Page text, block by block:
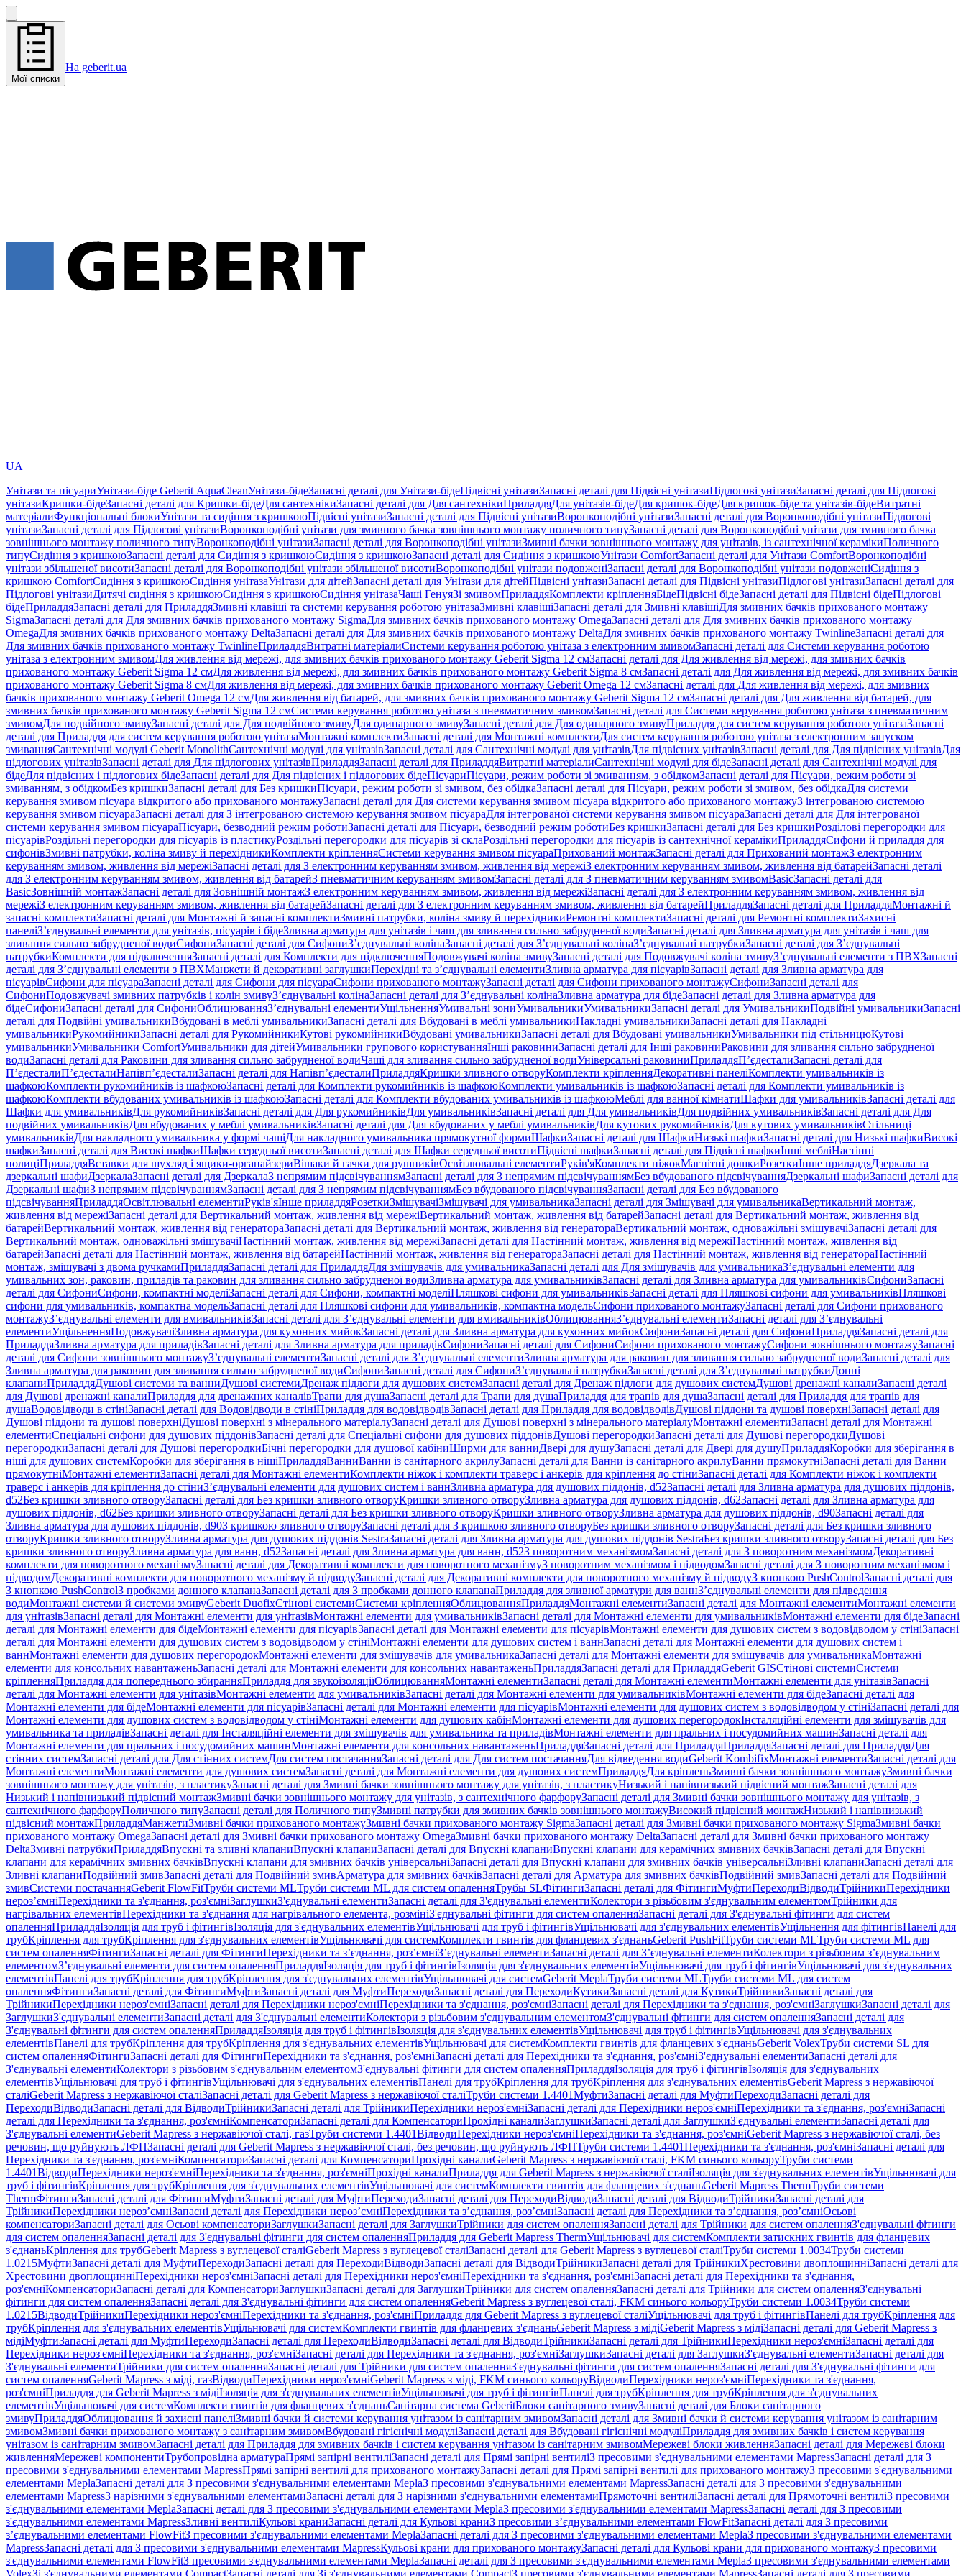
Мої списки
На geberit.ua
UA
Унітази та пісуариУнітази-біде Geberit AquaCleanУнітази-бідеЗапасні деталі для Унітази-бідеПідвісні унітазиЗапасні деталі для Підвісні унітазиПідлогові унітазиЗапасні деталі для Підлогові
унітазиКришки-бідеЗапасні деталі для Кришки-бідеДля сантехнікиЗапасні деталі для Для сантехнікиПриладдяДля унітазів-бідеДля кришок-бідеДля кришок-біде та унітазів-бідеВитратні
матеріалиФункціональні блокиУнітази та сидіння з кришкоюПідвісні унітазиЗапасні деталі для Підвісні унітазиВоронкоподібні унітазиЗапасні деталі для Воронкоподібні унітазиПідлогові
унітазиЗапасні деталі для Підлогові унітазиВоронкоподібні унітази для змивного бачка зовнішнього монтажу поличного типуЗапасні деталі для Воронкоподібні унітази для змивного бачка
зовнішнього монтажу поличного типуВоронкоподібні унітазиЗапасні деталі для Воронкоподібні унітазиЗмивні бачки зовнішнього монтажу для унітазів, із сантехнічної керамікиПоличного
типуСидіння з кришкоюЗапасні деталі для Сидіння з кришкоюСидіння з кришкоюЗапасні деталі для Сидіння з кришкоюУнітази ComfortЗапасні деталі для Унітази ComfortВоронкоподібні
унітази збільшеної висотиЗапасні деталі для Воронкоподібні унітази збільшеної висотиВоронкоподібні унітази подовженіЗапасні деталі для Воронкоподібні унітази подовженіСидіння з
кришкою ComfortСидіння з кришкоюСидіння унітазаУнітази для дітейЗапасні деталі для Унітази для дітейПідвісні унітазиЗапасні деталі для Підвісні унітазиПідлогові унітазиЗапасні деталі для
Підлогові унітазиДитячі сидіння з кришкоюСидіння з кришкоюСидіння унітазаЧаші ГенуяЗі змивомПриладдяКомплекти кріпленняБідеПідвісні бідеЗапасні деталі для Підвісні бідеПідлогові
бідеПриладдяЗапасні деталі для ПриладдяЗмивні клавіші та системи керування роботою унітазаЗмивні клавішіЗапасні деталі для Змивні клавішіДля змивних бачків прихованого монтажу
SigmaЗапасні деталі для Для змивних бачків прихованого монтажу SigmaДля змивних бачків прихованого монтажу OmegaЗапасні деталі для Для змивних бачків прихованого монтажу
OmegaДля змивних бачків прихованого монтажу DeltaЗапасні деталі для Для змивних бачків прихованого монтажу DeltaДля змивних бачків прихованого монтажу TwinlineЗапасні деталі для
Для змивних бачків прихованого монтажу TwinlineПриладдяВитратні матеріалиСистеми керування роботою унітаза з електронним змивомЗапасні деталі для Системи керування роботою
унітаза з електронним змивомДля живлення від мережі, для змивних бачків прихованого монтажу Geberit Sigma 12 смЗапасні деталі для Для живлення від мережі, для змивних бачків
прихованого монтажу Geberit Sigma 12 смДля живлення від мережі, для змивних бачків прихованого монтажу Geberit Sigma 8 смЗапасні деталі для Для живлення від мережі, для змивних бачків
прихованого монтажу Geberit Sigma 8 смДля живлення від мережі, для змивних бачків прихованого монтажу Geberit Omega 12 смЗапасні деталі для Для живлення від мережі, для змивних
бачків прихованого монтажу Geberit Omega 12 смДля живлення від батарей, для змивних бачків прихованого монтажу Geberit Sigma 12 смЗапасні деталі для Для живлення від батарей, для
змивних бачків прихованого монтажу Geberit Sigma 12 смСистеми керування роботою унітаза з пневматичним змивомЗапасні деталі для Системи керування роботою унітаза з пневматичним
змивомДля подвійного змивуЗапасні деталі для Для подвійного змивуДля одинарного змивуЗапасні деталі для Для одинарного змивуПриладдя для систем керування роботою унітазаЗапасні
деталі для Приладдя для систем керування роботою унітазаМонтажні комплектиЗапасні деталі для Монтажні комплектиДля систем керування роботою унітаза з електронним запуском
змиванняСантехнічні модулі Geberit MonolithСантехнічні модулі для унітазівЗапасні деталі для Сантехнічні модулі для унітазівДля підвісних унітазівЗапасні деталі для Для підвісних унітазівДля
підлогових унітазівЗапасні деталі для Для підлогових унітазівПриладдяЗапасні деталі для ПриладдяВитратні матеріалиСантехнічні модулі для бідеЗапасні деталі для Сантехнічні модулі для
бідеДля підвісних і підлогових бідеЗапасні деталі для Для підвісних і підлогових бідеПісуариПісуари, режим роботи зі змиванням, з обідкомЗапасні деталі для Пісуари, режим роботи зі
змиванням, з обідкомБез кришкиЗапасні деталі для Без кришкиПісуари, режим роботи зі змивом, без обідкаЗапасні деталі для Пісуари, режим роботи зі змивом, без обідкаДля системи
керування змивом пісуара відкритого або прихованого монтажуЗапасні деталі для Для системи керування змивом пісуара відкритого або прихованого монтажуЗ інтегрованою системою
керування змивом пісуараЗапасні деталі для З інтегрованою системою керування змивом пісуараДля інтегрованої системи керування змивом пісуараЗапасні деталі для Для інтегрованої
системи керування змивом пісуараПісуари, безводний режим роботиЗапасні деталі для Пісуари, безводний режим роботиБез кришкиЗапасні деталі для Без кришкиРозділові перегородки для
пісуарівРоздільні перегородки для пісуарів із пластикуРоздільні перегородки для пісуарів зі склаРоздільні перегородки для пісуарів із сантехнічної керамікиПриладдяСифони й приладдя для
сифонівЗмивні патрубки, коліна змиву й перехідникиКомплекти кріпленняСистеми керування змивом пісуараПрихований монтажЗапасні деталі для Прихований монтажЗ електронним
керуванням змивом, живлення від мережіЗапасні деталі для З електронним керуванням змивом, живлення від мережіЗ електронним керуванням змивом, живлення від батарейЗапасні деталі
для З електронним керуванням змивом, живлення від батарейЗ пневматичним керуванням змивомЗапасні деталі для З пневматичним керуванням змивомBasicЗапасні деталі для
BasicЗовнішній монтажЗапасні деталі для Зовнішній монтажЗ електронним керуванням змивом, живлення від мережіЗапасні деталі для З електронним керуванням змивом, живлення від
мережіЗ електронним керуванням змивом, живлення від батарейЗапасні деталі для З електронним керуванням змивом, живлення від батарейПриладдяЗапасні деталі для ПриладдяМонтажні й
запасні комплектиЗапасні деталі для Монтажні й запасні комплектиЗмивні патрубки, коліна змиву й перехідникиРемонтні комплектиЗапасні деталі для Ремонтні комплектиЗахисні
панеліЗ’єднувальні елементи для унітазів, пісуарів і бідеЗливна арматура для унітазів і чаш для зливання сильно забрудненої водиЗапасні деталі для Зливна арматура для унітазів і чаш для
зливання сильно забрудненої водиСифониЗапасні деталі для СифониЗ’єднувальні колінаЗапасні деталі для З’єднувальні колінаЗ’єднувальні патрубкиЗапасні деталі для З’єднувальні
патрубкиКомплекти для підключенняЗапасні деталі для Комплекти для підключенняПодовжувачі коліна змивуЗапасні деталі для Подовжувачі коліна змивуЗ’єднувальні елементи з ПВХЗапасні
деталі для З’єднувальні елементи з ПВХМанжети й декоративні заглушкиПерехідні та з’єднувальні елементиЗливна арматура для пісуарівЗапасні деталі для Зливна арматура для
пісуарівСифони для пісуараЗапасні деталі для Сифони для пісуараСифони прихованого монтажуЗапасні деталі для Сифони прихованого монтажуСифониЗапасні деталі для
СифониПодовжувачі змивних патрубків і колін змивуЗ’єднувальні колінаЗапасні деталі для З’єднувальні колінаЗливна арматура для бідеЗапасні деталі для Зливна арматура для
бідеСифониЗапасні деталі для СифониОблицюванняЗ’єднувальні елементиУщільненняУмивальні зониУмивальникиУмивальникиЗапасні деталі для УмивальникиПодвійні умивальникиЗапасні
деталі для Подвійні умивальникиВбудовані в меблі умивальникиЗапасні деталі для Вбудовані в меблі умивальникиНакладні умивальникиЗапасні деталі для Накладні
умивальникиРукомийникиЗапасні деталі для РукомийникиКутові рукомийникиВбудовані умивальникиЗапасні деталі для Вбудовані умивальникиУмивальники під стільницюКутові
умивальникиУмивальники ComfortУмивальники для дітейУмивальники групового користуванняІнші раковиниЗапасні деталі для Інші раковиниРаковини для зливання сильно забрудненої
водиЗапасні деталі для Раковини для зливання сильно забрудненої водиЧаші для зливання сильно забрудненої водиУніверсальні раковиниПриладдяП’єдесталиЗапасні деталі для
П’єдесталиП’єдесталиНапівп’єдесталиЗапасні деталі для Напівп’єдесталиПриладдяКришки зливного отворуКомплекти кріпленняДекоративні панеліКомплекти умивальників із
шафкоюКомплекти рукомийників із шафкоюЗапасні деталі для Комплекти рукомийників із шафкоюКомплекти умивальників із шафкоюЗапасні деталі для Комплекти умивальників із
шафкоюКомплекти вбудованих умивальників із шафкоюЗапасні деталі для Комплекти вбудованих умивальників із шафкоюМеблі для ванної кімнатиШафки для умивальниківЗапасні деталі для
Шафки для умивальниківДля рукомийниківЗапасні деталі для Для рукомийниківДля умивальниківЗапасні деталі для Для умивальниківДля подвійних умивальниківЗапасні деталі для Для
подвійних умивальниківДля вбудованих у меблі умивальниківЗапасні деталі для Для вбудованих у меблі умивальниківДля кутових рукомийниківДля кутових умивальниківСтільниці
умивальниківДля накладного умивальника у формі чашіДля накладного умивальника прямокутної формиШафкиЗапасні деталі для ШафкиНизькі шафкиЗапасні деталі для Низькі шафкиВисокі
шафкиЗапасні деталі для Високі шафкиШафки середньої висотиЗапасні деталі для Шафки середньої висотиПідвісні шафкиЗапасні деталі для Підвісні шафкиІнші мебліНастінні
полиціПриладдяВставки для шухляд і ящики-органайзериВішаки й гачки для рушниківОсвітлювальні елементиРуків'яКомплекти ніжокМагнітні дошкиРозеткиІнше приладдяДзеркала та
дзеркальні шафиДзеркалаЗапасні деталі для ДзеркалаЗ непрямим підсвічуваннямЗапасні деталі для З непрямим підсвічуваннямБез вбудованого підсвічуванняДзеркальні шафиЗапасні деталі для
Дзеркальні шафиЗ непрямим підсвічуваннямЗапасні деталі для З непрямим підсвічуваннямБез вбудованого підсвічуванняЗапасні деталі для Без вбудованого
підсвічуванняПриладдяОсвітлювальні елементиРуків'яІнше приладдяРозеткиЗмішувачіЗмішувачі для умивальникаЗапасні деталі для Змішувачі для умивальникаВертикальний монтаж,
живлення від мережіЗапасні деталі для Вертикальний монтаж, живлення від мережіВертикальний монтаж, живлення від батарейЗапасні деталі для Вертикальний монтаж, живлення від
батарейВертикальний монтаж, живлення від генератораЗапасні деталі для Вертикальний монтаж, живлення від генератораВертикальний монтаж, одноважільні змішувачіЗапасні деталі для
Вертикальний монтаж, одноважільні змішувачіНастінний монтаж, живлення від мережіЗапасні деталі для Настінний монтаж, живлення від мережіНастінний монтаж, живлення від
батарейЗапасні деталі для Настінний монтаж, живлення від батарейНастінний монтаж, живлення від генератораЗапасні деталі для Настінний монтаж, живлення від генератораНастінний
монтаж, змішувачі з двома ручкамиПриладдяЗапасні деталі для ПриладдяДля змішувачів для умивальникаЗапасні деталі для Для змішувачів для умивальникаЗ’єднувальні елементи для
умивальних зон, раковин, приладів та раковин для зливання сильно забрудненої водиЗливна арматура для умивальниківЗапасні деталі для Зливна арматура для умивальниківСифониЗапасні
деталі для СифониСифони, компактні моделіЗапасні деталі для Сифони, компактні моделіПляшкові сифони для умивальниківЗапасні деталі для Пляшкові сифони для умивальниківПляшкові
сифони для умивальників, компактна модельЗапасні деталі для Пляшкові сифони для умивальників, компактна модельСифони прихованого монтажуЗапасні деталі для Сифони прихованого
монтажуЗ’єднувальні елементи для вмивальниківЗапасні деталі для З’єднувальні елементи для вмивальниківОблицюванняЗ’єднувальні елементиЗапасні деталі для З’єднувальні
елементиУщільненняПодовжувачіЗливна арматура для кухонних мийокЗапасні деталі для Зливна арматура для кухонних мийокСифониЗапасні деталі для СифониПриладдяЗапасні деталі для
ПриладдяЗливна арматура для приладівЗапасні деталі для Зливна арматура для приладівСифониЗапасні деталі для СифониСифони прихованого монтажуСифони зовнішнього монтажуЗапасні
деталі для Сифони зовнішнього монтажуЗ’єднувальні елементиЗапасні деталі для З’єднувальні елементиЗливна арматура для раковин для зливання сильно забрудненої водиЗапасні деталі для
Зливна арматура для раковин для зливання сильно забрудненої водиСифониЗапасні деталі для СифониЗ’єднувальні патрубкиЗапасні деталі для З’єднувальні патрубкиДонні
клапаниПриладдяДушові системи та ванниДушові системиДренаж підлоги для душових системЗапасні деталі для Дренаж підлоги для душових системДушові дренажні каналиЗапасні деталі
для Душові дренажні каналиПриладдя для дренажних каналівТрапи для душаЗапасні деталі для Трапи для душаПриладдя для трапів для душаЗапасні деталі для Приладдя для трапів для
душаВодовідводи в стініЗапасні деталі для Водовідводи в стініПриладдя для водовідводівЗапасні деталі для Приладдя для водовідводівДушові піддони та душові поверхніЗапасні деталі для
Душові піддони та душові поверхніДушові поверхні з мінерального матеріалуЗапасні деталі для Душові поверхні з мінерального матеріалуМонтажні елементиЗапасні деталі для Монтажні
елементиСпеціальні сифони для душових піддонівЗапасні деталі для Спеціальні сифони для душових піддонівДушові перегородкиЗапасні деталі для Душові перегородкиДушові
перегородкиЗапасні деталі для Душові перегородкиБічні перегородки для душової кабіниШирми для ванниДвері для душуЗапасні деталі для Двері для душуПриладдяКоробки для зберігання в
ніші для душових системКоробки для зберігання в нішіПриладдяВанниВанни із санітарного акрилуЗапасні деталі для Ванни із санітарного акрилуВанни прямокутніЗапасні деталі для Ванни
прямокутніМонтажні елементиЗапасні деталі для Монтажні елементиКомплекти ніжок і комплекти траверс і анкерів для кріплення до стіниЗапасні деталі для Комплекти ніжок і комплекти
траверс і анкерів для кріплення до стіниЗ’єднувальні елементи для душових систем і ваннЗливна арматура для душових піддонів, d52Запасні деталі для Зливна арматура для душових піддонів,
d52Без кришки зливного отворуЗапасні деталі для Без кришки зливного отворуКришки зливного отворуЗливна арматура для душових піддонів, d62Запасні деталі для Зливна арматура для
душових піддонів, d62Без кришки зливного отворуЗапасні деталі для Без кришки зливного отворуКришки зливного отворуЗливна арматура для душових піддонів, d90Запасні деталі для
Зливна арматура для душових піддонів, d90З кришкою зливного отворуЗапасні деталі для З кришкою зливного отворуБез кришки зливного отворуЗапасні деталі для Без кришки зливного
отворуКришки зливного отворуЗливна арматура для душових піддонів SestraЗапасні деталі для Зливна арматура для душових піддонів SestraБез кришки зливного отворуЗапасні деталі для Без
кришки зливного отворуЗливна арматура для ванн, d52Запасні деталі для Зливна арматура для ванн, d52З поворотним механізмомЗапасні деталі для З поворотним механізмомДекоративні
комплекти для поворотного механізмуЗапасні деталі для Декоративні комплекти для поворотного механізмуЗ поворотним механізмом і підводомЗапасні деталі для З поворотним механізмом і
підводомДекоративні комплекти для поворотного механізму й підводуЗапасні деталі для Декоративні комплекти для поворотного механізму й підводуЗ кнопкою PushControlЗапасні деталі для
З кнопкою PushControlЗ пробками донного клапанаЗапасні деталі для З пробками донного клапанаПриладдя для зливної арматури для ваннЗ’єднувальні елементи для підведення
водиМонтажні системи й системи змивуGeberit DuofixСтінові системиСистеми кріпленняОблицюванняПриладдяМонтажні елементиЗапасні деталі для Монтажні елементиМонтажні елементи
для унітазівЗапасні деталі для Монтажні елементи для унітазівМонтажні елементи для умивальниківЗапасні деталі для Монтажні елементи для умивальниківМонтажні елементи для бідеЗапасні
деталі для Монтажні елементи для бідеМонтажні елементи для пісуарівЗапасні деталі для Монтажні елементи для пісуарівМонтажні елементи для душових систем з водовідводом у стініЗапасні
деталі для Монтажні елементи для душових систем з водовідводом у стініМонтажні елементи для душових систем і ваннЗапасні деталі для Монтажні елементи для душових систем і
ваннМонтажні елементи для душових перегородокМонтажні елементи для змішувачів для умивальникаЗапасні деталі для Монтажні елементи для змішувачів для умивальникаМонтажні
елементи для консольних навантаженьЗапасні деталі для Монтажні елементи для консольних навантаженьПриладдяЗапасні деталі для ПриладдяGeberit GISСтінові системиСистеми
кріпленняПриладдя для попереднього збиранняПриладдя для звукоізоляціїОблицюванняМонтажні елементиЗапасні деталі для Монтажні елементиМонтажні елементи для унітазівЗапасні
деталі для Монтажні елементи для унітазівМонтажні елементи для умивальниківЗапасні деталі для Монтажні елементи для умивальниківМонтажні елементи для бідеЗапасні деталі для
Монтажні елементи для бідеМонтажні елементи для пісуарівЗапасні деталі для Монтажні елементи для пісуарівМонтажні елементи для душових систем з водовідводом у стініЗапасні деталі для
Монтажні елементи для душових систем з водовідводом у стініМонтажні елементи для душових кабінМонтажні елементи для душових перегородокІнсталяційні елементи для змішувачів для
умивальника та приладівЗапасні деталі для Інсталяційні елементи для змішувачів для умивальника та приладівМонтажні елементи для пральних і посудомийних машинЗапасні деталі для
Монтажні елементи для пральних і посудомийних машинМонтажні елементи для консольних навантаженьПриладдяЗапасні деталі для ПриладдяПриладдяЗапасні деталі для ПриладдяДля
стінних системЗапасні деталі для Для стінних системДля систем постачанняЗапасні деталі для Для систем постачанняДля відведення водиGeberit KombifixМонтажні елементиЗапасні деталі для
Монтажні елементиМонтажні елементи для душових системЗапасні деталі для Монтажні елементи для душових системПриладдяДля кріпленьЗмивні бачки зовнішнього монтажуЗмивні бачки
зовнішнього монтажу для унітазів, з пластикуЗапасні деталі для Змивні бачки зовнішнього монтажу для унітазів, з пластикуНизький і напівнизький підвісний монтажЗапасні деталі для
Низький і напівнизький підвісний монтажЗмивні бачки зовнішнього монтажу для унітазів, з сантехнічного фарфоруЗапасні деталі для Змивні бачки зовнішнього монтажу для унітазів, з
сантехнічного фарфоруПоличного типуЗапасні деталі для Поличного типуЗмивні патрубки для змивних бачків зовнішнього монтажуВисокий підвісний монтажНизький і напівнизький
підвісний монтажПриладдяМанжетиЗмивні бачки прихованого монтажуЗмивні бачки прихованого монтажу SigmaЗапасні деталі для Змивні бачки прихованого монтажу SigmaЗмивні бачки
прихованого монтажу OmegaЗапасні деталі для Змивні бачки прихованого монтажу OmegaЗмивні бачки прихованого монтажу DeltaЗапасні деталі для Змивні бачки прихованого монтажу
DeltaЗмивні патрубкиПриладдяВпускні та зливні клапаниВпускні клапаниЗапасні деталі для Впускні клапаниВпускні клапани для керамічних змивних бачківЗапасні деталі для Впускні
клапани для керамічних змивних бачківВпускні клапани для змивних бачків універсальніЗапасні деталі для Впускні клапани для змивних бачків універсальніЗливні клапаниЗапасні деталі для
Зливні клапаниПодвійний змивЗапасні деталі для Подвійний змивАрматура для змивних бачкiвЗапасні деталі для Арматура для змивних бачкiвПодвійний змивЗапасні деталі для Подвійний
змивСистеми постачанняGeberit FlowFitТруби системи MLТруби системи ML для систем опаленняТрубы SLФітингиЗапасні деталі для ФітингиМуфтиПереходиВідводиТрійникиПерехідники
нероз’ємніПерехідники та з'єднання, роз'ємніЗаглушкиЗ'єднувальні елементиЗапасні деталі для З'єднувальні елементиКолектори з різьбовим з'єднувальним елементомТрійники для
нагрівальних елементівПерехідники та з'єднання для нагрівального елемента, розмініЗ'єднувальні фітинги для систем опаленняЗапасні деталі для З'єднувальні фітинги для систем
опаленняПриладдяІзоляція для труб і фітингівІзоляція для з'єднувальних елементівУщільнювачі для труб і фітингівУщільнювачі для з'єднувальних елементівУщільнення для фітингівПанелі для
трубКріплення для трубКріплення для з'єднувальних елементівУщільнювачі для системКомплекти гвинтів для фланцевих з'єднаньGeberit PushFitТруби системи MLТруби системи ML для
систем опаленняФітингиЗапасні деталі для ФітингиПерехідники та з’єднання, роз’ємніЗ’єднувальні елементиЗапасні деталі для З’єднувальні елементиКолектори з різьбовим з’єднувальним
елементомЗ’єднувальні елементи для систем опаленняПриладдяІзоляція для труб і фітингівІзоляція для з'єднувальних елементівУщільнювачі для труб і фітингівУщільнювачі для з'єднувальних
елементівПанелі для трубКріплення для трубКріплення для з'єднувальних елементівУщільнювачі для системGeberit MeplaТруби системи MLТруби системи ML для систем
опаленняФітингиЗапасні деталі для ФітингиМуфтиЗапасні деталі для МуфтиПереходиЗапасні деталі для ПереходиКутикиЗапасні деталі для КутикиТрійникиЗапасні деталі для
ТрійникиПерехідники нероз'ємніЗапасні деталі для Перехідники нероз'ємніПерехідники та з'єднання, роз'ємніЗапасні деталі для Перехідники та з'єднання, роз'ємніЗаглушкиЗапасні деталі для
ЗаглушкиЗ'єднувальні елементиЗапасні деталі для З'єднувальні елементиКолектори з різьбовим з'єднувальним елементомЗ'єднувальні фітинги для систем опаленняЗапасні деталі для
З'єднувальні фітинги для систем опаленняПриладдяІзоляція для труб і фітингівІзоляція для з'єднувальних елементівУщільнювачі для труб і фітингівУщільнювачі для з'єднувальних
елементівПанелі для трубКріплення для трубКріплення для з'єднувальних елементівУщільнювачі для системКомплекти гвинтів для фланцевих з'єднаньGeberit VolexТруби системи SL для
систем опаленняФітингиЗапасні деталі для ФітингиПерехідники та з'єднання, роз'ємніЗапасні деталі для Перехідники та з'єднання, роз'ємніЗ'єднувальні елементиЗапасні деталі для
З'єднувальні елементиКолектори з різьбовим з'єднувальним елементомЗ'єднувальні фітинги для систем опаленняПриладдяІзоляція для труб і фітингівІзоляція для з'єднувальних
елементівУщільнювачі для труб і фітингівУщільнювачі для з'єднувальних елементівПанелі для трубКріплення для трубКріплення для з'єднувальних елементівGeberit Mapress з нержавіючої
сталіGeberit Mapress з нержавіючої сталіЗапасні деталі для Geberit Mapress з нержавіючої сталіТруби системи 1.4401МуфтиЗапасні деталі для МуфтиПереходиЗапасні деталі для
ПереходиВідводиЗапасні деталі для ВідводиТрійникиЗапасні деталі для ТрійникиПерехідники нероз'ємніЗапасні деталі для Перехідники нероз'ємніПерехідники та з'єднання, роз'ємніЗапасні
деталі для Перехідники та з'єднання, роз'ємніКомпенсаториЗапасні деталі для КомпенсаториПрохідні каналиЗаглушкиЗапасні деталі для ЗаглушкиЗ'єднувальні елементиЗапасні деталі для
З'єднувальні елементиGeberit Mapress з нержавіючої сталі, газТруби системи 1.4401ВідводиПерехідники нероз'ємніПерехідники та з'єднання, роз'ємніGeberit Mapress з нержавіючої сталі, без
речовин, що руйнують ЛФПЗапасні деталі для Geberit Mapress з нержавіючої сталі, без речовин, що руйнують ЛФПТруби системи 1.4401Перехідники та з'єднання, роз'ємніЗапасні деталі для
Перехідники та з'єднання, роз'ємніКомпенсаториЗапасні деталі для КомпенсаториПрохідні каналиGeberit Mapress з нержавіючої сталі, FKM синього кольоруТруби системи
1.4401ВідводиПерехідники нероз'ємніПерехідники та з'єднання, роз'ємніПрохідні каналиПриладдя для Geberit Mapress з нержавіючої сталіІзоляція для з'єднувальних елементівУщільнювачі для
труб і фітингівКріплення для трубКріплення для з'єднувальних елементівУщільнювачі для системКомплекти гвинтів для фланцевих з'єднаньGeberit Mapress ThermТруби системи
ThermФітингиЗапасні деталі для ФітингиМуфтиЗапасні деталі для МуфтиПереходиЗапасні деталі для ПереходиВідводиЗапасні деталі для ВідводиТрійникиЗапасні деталі для
ТрійникиПерехідники нероз’ємніЗапасні деталі для Перехідники нероз’ємніПерехідники та з’єднання, роз’ємніЗапасні деталі для Перехідники та з’єднання, роз’ємніОсьові
компенсаториЗапасні деталі для Осьові компенсаториЗаглушкиЗапасні деталі для ЗаглушкиТрійники для систем опаленняЗапасні деталі для Трійники для систем опаленняЗ'єднувальні фітинги
для систем опаленняЗапасні деталі для З'єднувальні фітинги для систем опаленняПриладдя для Geberit Mapress ThermУщільнювачі для системКомплекти затискних гвинтів для фланцевих
з'єднаньКріплення для трубGeberit Mapress з вуглецевої сталіGeberit Mapress з вуглецевої сталіЗапасні деталі для Geberit Mapress з вуглецевої сталіТруби системи 1.0034Труби системи
1.0215МуфтиЗапасні деталі для МуфтиПереходиЗапасні деталі для ПереходиВідводиЗапасні деталі для ВідводиТрійникиЗапасні деталі для ТрійникиХрестовини двоплощинніЗапасні деталі для
Хрестовини двоплощинніПерехідники нероз'ємніЗапасні деталі для Перехідники нероз'ємніПерехідники та з'єднання, роз'ємніЗапасні деталі для Перехідники та з'єднання,
роз'ємніКомпенсаториЗапасні деталі для КомпенсаториЗаглушкиЗапасні деталі для ЗаглушкиТрійники для систем опаленняЗапасні деталі для Трійники для систем опаленняЗ'єднувальні
фітинги для систем опаленняЗапасні деталі для З'єднувальні фітинги для систем опаленняGeberit Mapress з вуглецевої сталі, FKM синього кольоруТруби системи 1.0034Труби системи
1.0215ВідводиТрійникиПерехідники нероз'ємніПерехідники та з'єднання, роз'ємніПриладдя для Geberit Mapress з вуглецевої сталіУщільнювачі для труб і фітингівПанелі для трубКріплення для
трубКріплення для з'єднувальних елементівУщільнювачі для системКомплекти гвинтів для фланцевих з'єднаньGeberit Mapress з мідіGeberit Mapress з мідіЗапасні деталі для Geberit Mapress з
мідіМуфтиЗапасні деталі для МуфтиПереходиЗапасні деталі для ПереходиВідводиЗапасні деталі для ВідводиТрійникиЗапасні деталі для ТрійникиПерехідники нероз'ємніЗапасні деталі для
Перехідники нероз'ємніПерехідники та з'єднання, роз'ємніЗапасні деталі для Перехідники та з'єднання, роз'ємніЗаглушкиЗапасні деталі для ЗаглушкиЗ'єднувальні елементиЗапасні деталі для
З'єднувальні елементиТрійники для систем опаленняЗапасні деталі для Трійники для систем опаленняЗ'єднувальні фітинги для систем опаленняЗапасні деталі для З'єднувальні фітинги для
систем опаленняGeberit Mapress з міді, газВідводиПерехідники нероз'ємніGeberit Mapress з міді, FKM синього кольоруВідводиПерехідники нероз'ємніПерехідники та з'єднання,
роз'ємніПриладдя для Geberit Mapress з мідіІзоляція для з'єднувальних елементівУщільнювачі для труб і фітингівПанелі для трубКріплення для трубКріплення для з'єднувальних
елементівУщільнювачі для системКомплекти гвинтів для фланцевих з'єднаньСанітарна система GeberitБлоки санітарного змивуЗапасні деталі для Блоки санітарного
змивуПриладдяОблицювання й захисні панеліЗмивні бачки й системи керування унітазом із санітарним змивомЗапасні деталі для Змивні бачки й системи керування унітазом із санітарним
змивомЗмивні бачки прихованого монтажу з санітарним змивомВбудовані гігієнічні модуліЗапасні деталі для Вбудовані гігієнічні модуліПриладдя для змивних бачків і систем керування
унітазом із санітарним змивомЗапасні деталі для Приладдя для змивних бачків і систем керування унітазом із санітарним змивомМережеві блоки живленняЗапасні деталі для Мережеві блоки
живленняМережеві компонентиТрубопровідна арматураПрямі запірні вентиліЗапасні деталі для Прямі запірні вентиліЗ пресовими з'єднувальними елементами MapressЗапасні деталі для З
пресовими з'єднувальними елементами MapressПрямі запірні вентилі для прихованого монтажуЗапасні деталі для Прямі запірні вентилі для прихованого монтажуЗ пресовими з'єднувальними
елементами MeplaЗапасні деталі для З пресовими з'єднувальними елементами MeplaЗ пресовими з'єднувальними елементами MapressЗапасні деталі для З пресовими з'єднувальними
елементами MapressЗ нарізними з'єднувальними елементамиЗапасні деталі для З нарізними з'єднувальними елементамиПрямоточні вентиліЗапасні деталі для Прямоточні вентиліЗ пресовими
з'єднувальними елементами MeplaЗапасні деталі для З пресовими з'єднувальними елементами MeplaЗ пресовими з'єднувальними елементами MapressЗапасні деталі для З пресовими
з'єднувальними елементами MapressЗливні вентиліКульові краниЗапасні деталі для Кульові краниЗ пресовими з’єднувальними елементами FlowFitЗапасні деталі для З пресовими
з’єднувальними елементами FlowFitЗ пресовими з'єднувальними елементами MeplaЗапасні деталі для З пресовими з'єднувальними елементами MeplaЗ пресовими з'єднувальними елементами
MapressЗапасні деталі для З пресовими з'єднувальними елементами MapressКульові крани для прихованого монтажуЗапасні деталі для Кульові крани для прихованого монтажуЗ пресовими
з'єднувальними елементами FlowFitЗ пресовими з'єднувальними елементами MeplaЗапасні деталі для З пресовими з'єднувальними елементами MeplaЗ пресовими з'єднувальними елементами
VolexЗі з'єднувальними елементами CompactЗапасні деталі для Зі з'єднувальними елементами CompactЗ пресовими з'єднувальними елементами MapressЗапасні деталі для З пресовими